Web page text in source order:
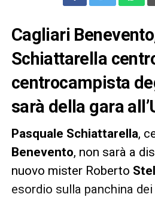
Cagliari
Schiattarella
centrocampista
sarà della gara
Pasquale Schiattarella,
Benevento, non sarà a
nuovo mister Roberto
esordio sulla panchina